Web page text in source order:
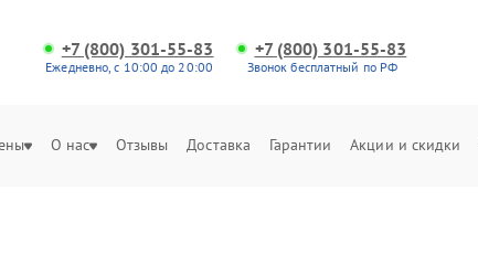
+7 (800) 301-55-83
Ежедневно, с 10:00 до 20:00
+7 (800) 301-55-83
Звонок бесплатный по РФ
О нас Отзывы Доставка Гарантии Акции и скидки